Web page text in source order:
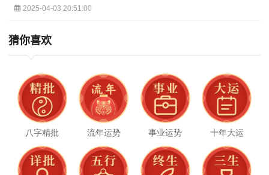
2025-04-03 20:51:00
猜你喜欢
八字精批 流年运势 事业运势 十年大运